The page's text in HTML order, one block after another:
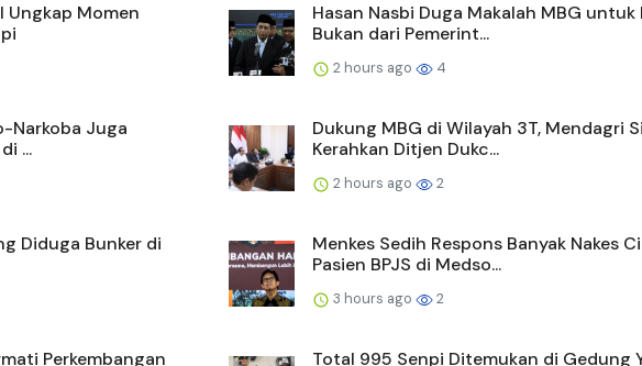
Ungkap Momen
Hasan Nasbi Duga Makalah MBG untuk
Bukan dari Pemerint...
2 hours ago 4
Narkoba Juga
...
Dukung MBG di Wilayah 3T, Mendagri
Kerahkan Ditjen Dukc...
2 hours ago 2
Diduga Bunker di
Menkes Sedih Respons Banyak Nakes
Pasien BPJS di Medso...
3 hours ago 2
Perkembangan Total 995 Senpi Ditemukan di Gedung